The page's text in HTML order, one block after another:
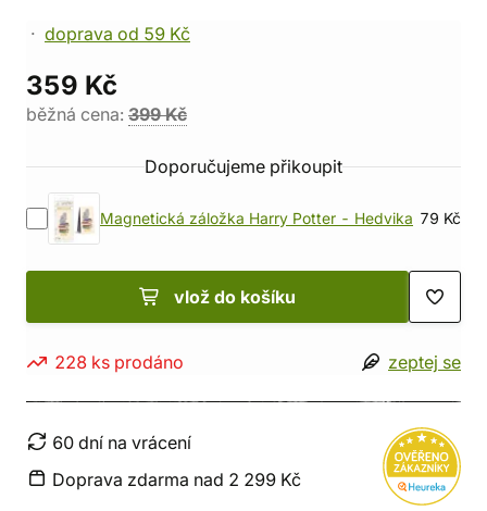
doprava od 59 Kč
359 Kč
běžná cena: 399 Kč
Doporučujeme přikoupit
Magnetická záložka Harry Potter - Hedvika 79 Kč
vlož do košíku
228 ks prodáno zeptej se
60 dní na vrácení
Doprava zdarma nad 2 299 Kč